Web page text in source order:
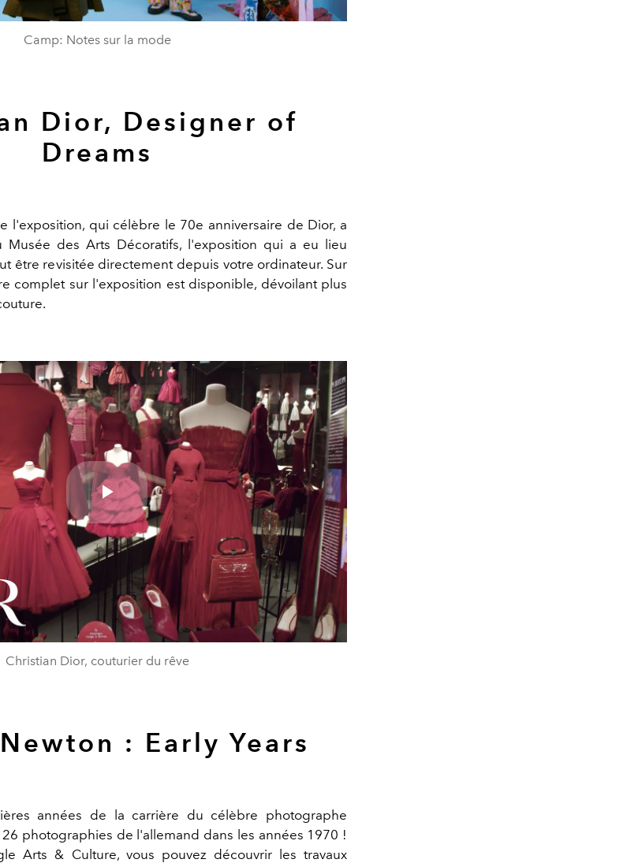
Camp: Notes sur la mode
Dior, Designer of
Dreams
l'exposition, qui célèbre le 70e anniversaire de Dior, a
Musée des Arts Décoratifs, l'exposition qui a eu lieu
être revisitée directement depuis votre ordinateur. Sur
complet sur l'exposition est disponible, dévoilant plus
Play
Video
Christian Dior, couturier du rêve
: Early Years
années de la carrière du célèbre photographe
photographies de l'allemand dans les années 1970 !
Arts & Culture, vous pouvez découvrir les travaux